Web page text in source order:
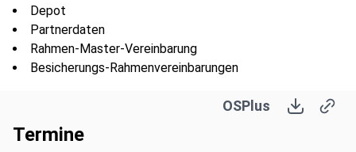
Depot
Partnerdaten
Rahmen-Master-Vereinbarung
Besicherungs-Rahmenvereinbarungen
Geschäft
Vorlagen zur Geschäftserfassung mit UPI-
OSPlus
Termine